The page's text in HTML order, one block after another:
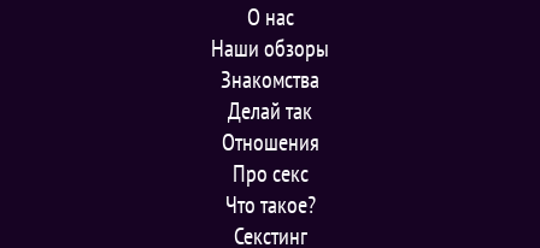
О нас
Наши обзоры
Знакомства
Делай так
Отношения
Про секс
Что такое?
Секстинг